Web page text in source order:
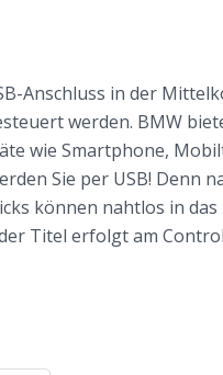
Anschluss in der
werden. BMW
wie Smartphone,
Sie per USB! Denn
können nahtlos in
Titel erfolgt am